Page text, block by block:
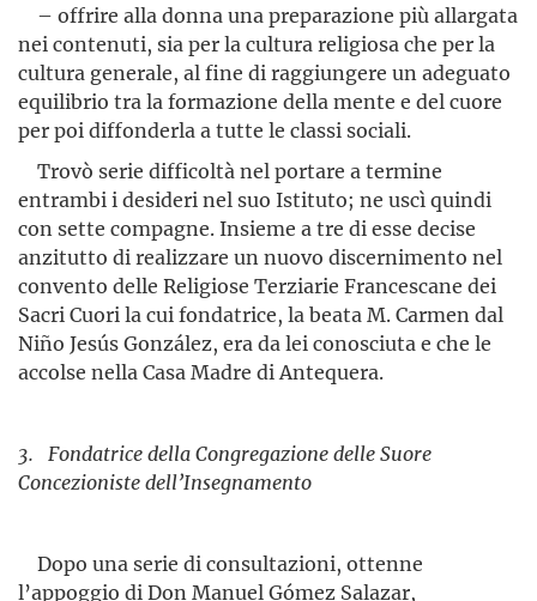
– offrire alla donna una preparazione più allargata
nei conte­nuti, sia per la cultura religiosa che per la
cultura generale, al fine di raggiungere un adeguato
equilibrio tra la formazione della mente e del cuore
per poi diffonderla a tutte le classi sociali.
Trovò serie difficoltà nel portare a termine
entrambi i desideri nel suo Istituto; ne uscì quindi
con sette compagne. Insieme a tre di esse decise
anzitutto di realizzare un nuovo discernimento nel
con­vento delle Religiose Terziarie Francescane dei
Sacri Cuori la cui fondatrice, la beata M. Carmen dal
Niño Jesús González, era da lei conosciuta e che le
accolse nella Casa Madre di Antequera.
3. Fondatrice della Congregazione delle Suore
Concezioniste dell’Insegnamento
Dopo una serie di consultazioni, ottenne
l’appoggio di Don Manuel Gómez Salazar,